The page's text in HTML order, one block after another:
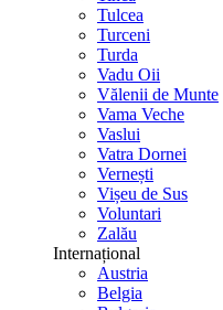
Tulcea
Turceni
Turda
Vadu Oii
Vălenii de Munte
Vama Veche
Vaslui
Vatra Dornei
Vernești
Vișeu de Sus
Voluntari
Zalău
Internațional
Austria
Belgia